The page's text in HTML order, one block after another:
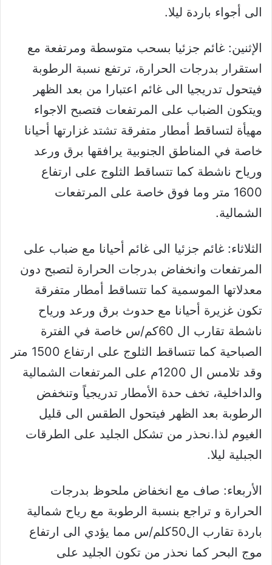
الى أجواء باردة ليلا.
الإثنين: غائم جزئيا بسحب متوسطة ومرتفعة مع
استقرار بدرجات الحرارة، ترتفع نسبة الرطوبة
فيتحول تدريجيا الى غائم اعتبارا من بعد الظهر
ويتكون الضباب على المرتفعات فتصبح الاجواء
مهيأة لتساقط أمطار متفرقة تشتد غزارتها أحيانا
خاصة في المناطق الجنوبية يرافقها برق ورعد
ورياح ناشطة كما تتساقط الثلوج على ارتفاع
1600 متر وما فوق خاصة على المرتفعات
الشمالية.
الثلاثاء: غائم جزئيا الى غائم أحيانا مع ضباب على
المرتفعات وانخفاض بدرجات الحرارة لتصبح دون
معدلاتها الموسمية كما تتساقط أمطار متفرقة
تكون غزيرة أحيانا مع حدوث برق ورعد ورياح
ناشطة تقارب ال 60كم/س خاصة في الفترة
الصباحية كما تتساقط الثلوج على ارتفاع 1500 متر
وقد تلامس ال 1200م على المرتفعات الشمالية
والداخلية، تخف حدة الأمطار تدريجياً وتنخفض
الرطوبة بعد الظهر فيتحول الطقس الى قليل
الغيوم لذا.نحذر من تشكل الجليد على الطرقات
الجبلية ليلا.
الأربعاء: صاف مع انخفاض ملحوظ بدرجات
الحرارة و تراجع بنسبة الرطوبة مع رياح شمالية
باردة تقارب ال50كلم/س مما يؤدي الى ارتفاع
موج البحر كما نحذر من تكون الجليد على